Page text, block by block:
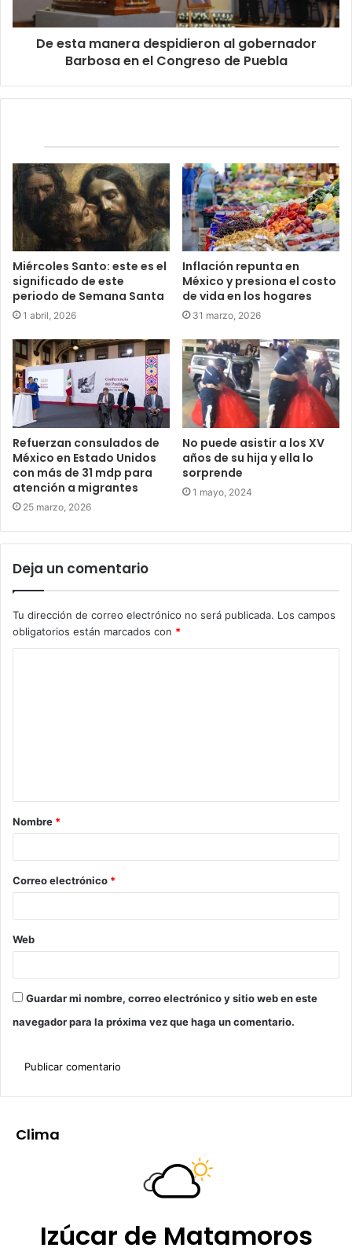
De esta manera despidieron al gobernador
Barbosa en el Congreso de Puebla
Miércoles Santo: este es el
significado de este
periodo de Semana Santa
1 abril, 2026
Inflación repunta en
México y presiona el costo
de vida en los hogares
31 marzo, 2026
Refuerzan consulados de
México en Estado Unidos
con más de 31 mdp para
atención a migrantes
25 marzo, 2026
No puede asistir a los XV
años de su hija y ella lo
sorprende
1 mayo, 2024
Deja un comentario
Tu dirección de correo electrónico no será publicada. Los campos
obligatorios están marcados con *
Nombre *
Correo electrónico *
Web
Guardar mi nombre, correo electrónico y sitio web en este
navegador para la próxima vez que haga un comentario.
Clima
Izúcar de Matamoros